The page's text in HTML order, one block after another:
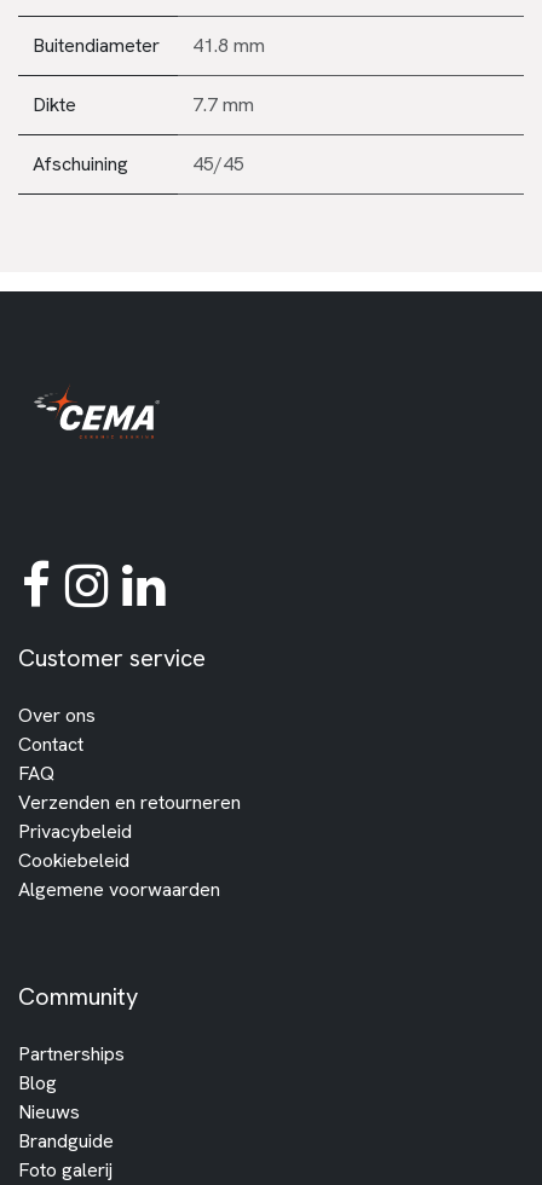
Buitendiameter 41.8 mm
Dikte 7.7 mm
Afschuining 45/45
Customer service
Over ons
Contact
FAQ
Verzenden en retourneren
Privacybeleid
Cookiebeleid
Algemene voorwaarden
Community
Partnerships
Blog
Nieuws
Brandguide
Foto galerij